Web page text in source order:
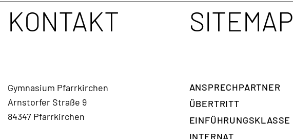
KONTAKT
Gymnasium Pfarrkirchen
Arnstorfer Straße 9
84347 Pfarrkirchen
SITEMAP
ANSPRECH­PARTNER
ÜBERTRITT
EINFÜHRUNGSKLASSE
INTERNAT